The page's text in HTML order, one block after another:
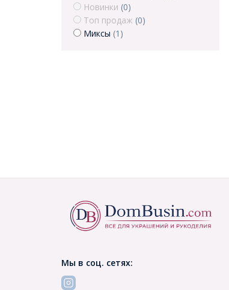
Новинки (0)
Топ продаж (0)
Миксы (1)
Мы в соц. сетях: